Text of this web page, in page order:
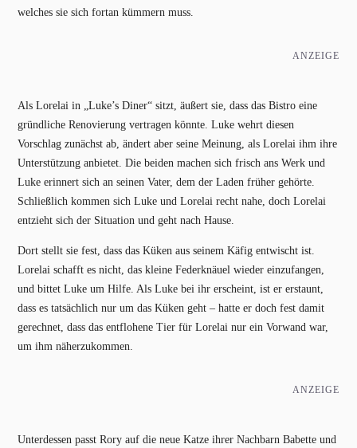
welches sie sich fortan kümmern muss.
ANZEIGE
Als Lorelai in „Luke’s Diner“ sitzt, äußert sie, dass das Bistro eine
gründliche Renovierung vertragen könnte. Luke wehrt diesen
Vorschlag zunächst ab, ändert aber seine Meinung, als Lorelai ihm ihre
Unterstützung anbietet. Die beiden machen sich frisch ans Werk und
Luke erinnert sich an seinen Vater, dem der Laden früher gehörte.
Schließlich kommen sich Luke und Lorelai recht nahe, doch Lorelai
entzieht sich der Situation und geht nach Hause.
Dort stellt sie fest, dass das Küken aus seinem Käfig entwischt ist.
Lorelai schafft es nicht, das kleine Federknäuel wieder einzufangen,
und bittet Luke um Hilfe. Als Luke bei ihr erscheint, ist er erstaunt,
dass es tatsächlich nur um das Küken geht – hatte er doch fest damit
gerechnet, dass das entflohene Tier für Lorelai nur ein Vorwand war,
um ihm näherzukommen.
ANZEIGE
Unterdessen passt Rory auf die neue Katze ihrer Nachbarn Babette und